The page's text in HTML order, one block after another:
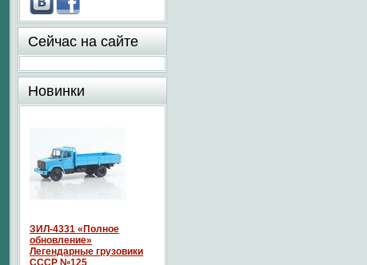
Сейчас на сайте
Новинки
ЗИЛ-4331 «Полное
обновление»
Легендарные грузовики
СССР №125